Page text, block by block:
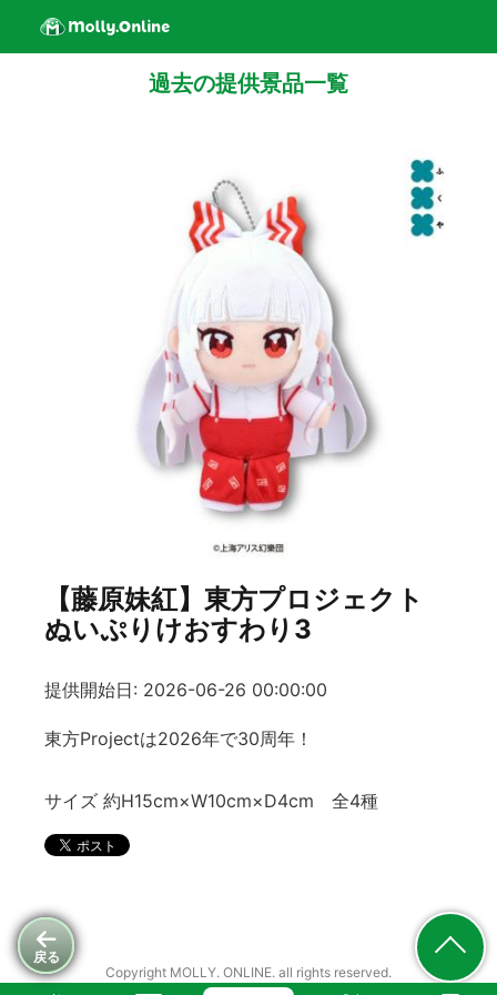
戻る
過去の提供景品一覧
【藤原妹紅】東方プロジェクト
ぬいぷりけおすわり3
提供開始日: 2026-06-26 00:00:00
東方Projectは2026年で30周年！
サイズ 約H15cm×W10cm×D4cm 全4種
Copyright MOLLY. ONLINE. all rights reserved.